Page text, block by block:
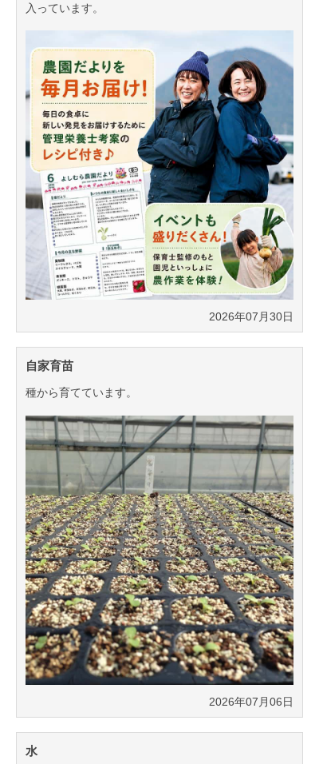
は土にも化学農薬を入れています）などによってバラ
ンスの崩れた土を「健康な自然の状態に」に戻さなけ
ればなりません。草などの有機物をせっせと土に鋤き
込むなどして、微生物が繁殖しやすい環境を目指しま
す。これが基本で、全てです。そして栽培の際には土
壌の状況に応じて微生物のいっぱいいる発酵有機物肥
料を（しかし、できるだけ少量）入れていきます。そ
して２年ほど経過すると土はかなり良い状態になって
来ます。土が健康な状態に戻れば、作物を植えた後、
人間がすることは限られます。
そうです！
土という自然が野菜を育ててくれるのです。「野菜を
作る」という表現はおこがましいのです。野菜は自然
が作ってくれます。
2026年07月30日
入っています。
2026年07月30日
自家育苗
種から育てています。
2026年07月06日
水